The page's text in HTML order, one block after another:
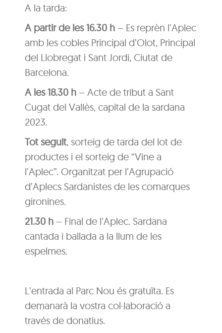
A la tarda:
A partir de les 16.30 h – Es reprèn l’Aplec
amb les cobles Principal d’Olot, Principal
del Llobregat i Sant Jordi, Ciutat de
Barcelona.
A les 18.30 h – Acte de tribut a Sant
Cugat del Vallès, capital de la sardana
2023.
Tot seguit, sorteig de tarda del lot de
productes i el sorteig de “Vine a
l’Aplec”. Organitzat per l’Agrupació
d’Aplecs Sardanistes de les comarques
gironines.
21.30 h – Final de l’Aplec. Sardana
cantada i ballada a la llum de les
espelmes.
L’entrada al Parc Nou és gratuïta. Es
demanarà la vostra col·laboració a
través de donatius.